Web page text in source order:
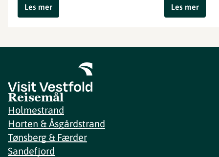
Les mer
Les mer
Reisemål
Holmestrand
Horten & Åsgårdstrand
Tønsberg & Færder
Sandefjord